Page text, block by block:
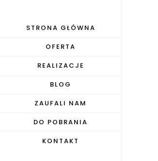
STRONA GŁÓWNA
OFERTA
REALIZACJE
BLOG
ZAUFALI NAM
DO POBRANIA
KONTAKT